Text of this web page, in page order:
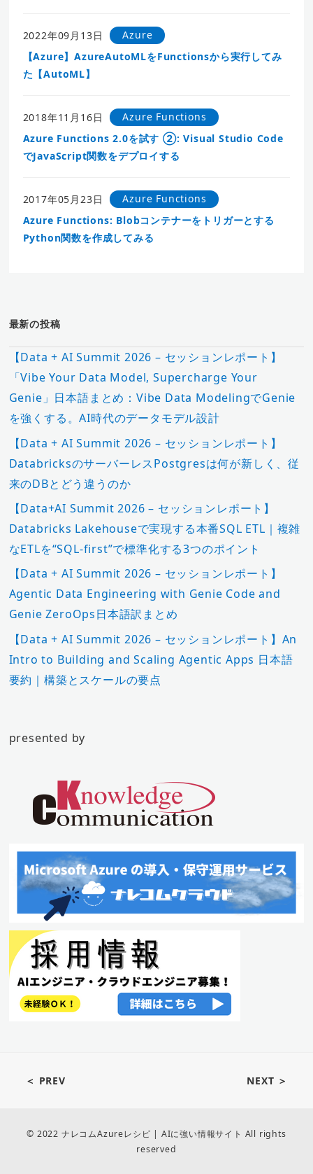
2022年09月13日
Azure
【Azure】AzureAutoMLをFunctionsから実行してみ
た【AutoML】
2018年11月16日
Azure Functions
Azure Functions 2.0を試す ②: Visual Studio Code
でJavaScript関数をデプロイする
2017年05月23日
Azure Functions
Azure Functions: Blobコンテナーをトリガーとする
Python関数を作成してみる
最新の投稿
【Data + AI Summit 2026 – セッションレポート】
「Vibe Your Data Model, Supercharge Your
Genie」日本語まとめ：Vibe Data ModelingでGenie
を強くする。AI時代のデータモデル設計
【Data + AI Summit 2026 – セッションレポート】
DatabricksのサーバーレスPostgresは何が新しく、従
来のDBとどう違うのか
【Data+AI Summit 2026 – セッションレポート】
Databricks Lakehouseで実現する本番SQL ETL｜複雑
なETLを“SQL-first”で標準化する3つのポイント
【Data + AI Summit 2026 – セッションレポート】
Agentic Data Engineering with Genie Code and
Genie ZeroOps日本語訳まとめ
【Data + AI Summit 2026 – セッションレポート】An
Intro to Building and Scaling Agentic Apps 日本語
要約｜構築とスケールの要点
presented by
＜ PREV NEXT ＞
© 2022 ナレコムAzureレシピ | AIに強い情報サイト All rights
reserved